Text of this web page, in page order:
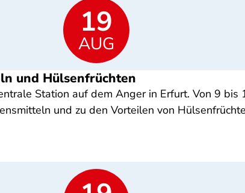
19
AUG
und Hülsenfrüchten
Station auf dem Anger in Erfurt. Von 9 bis
und zu den Vorteilen von